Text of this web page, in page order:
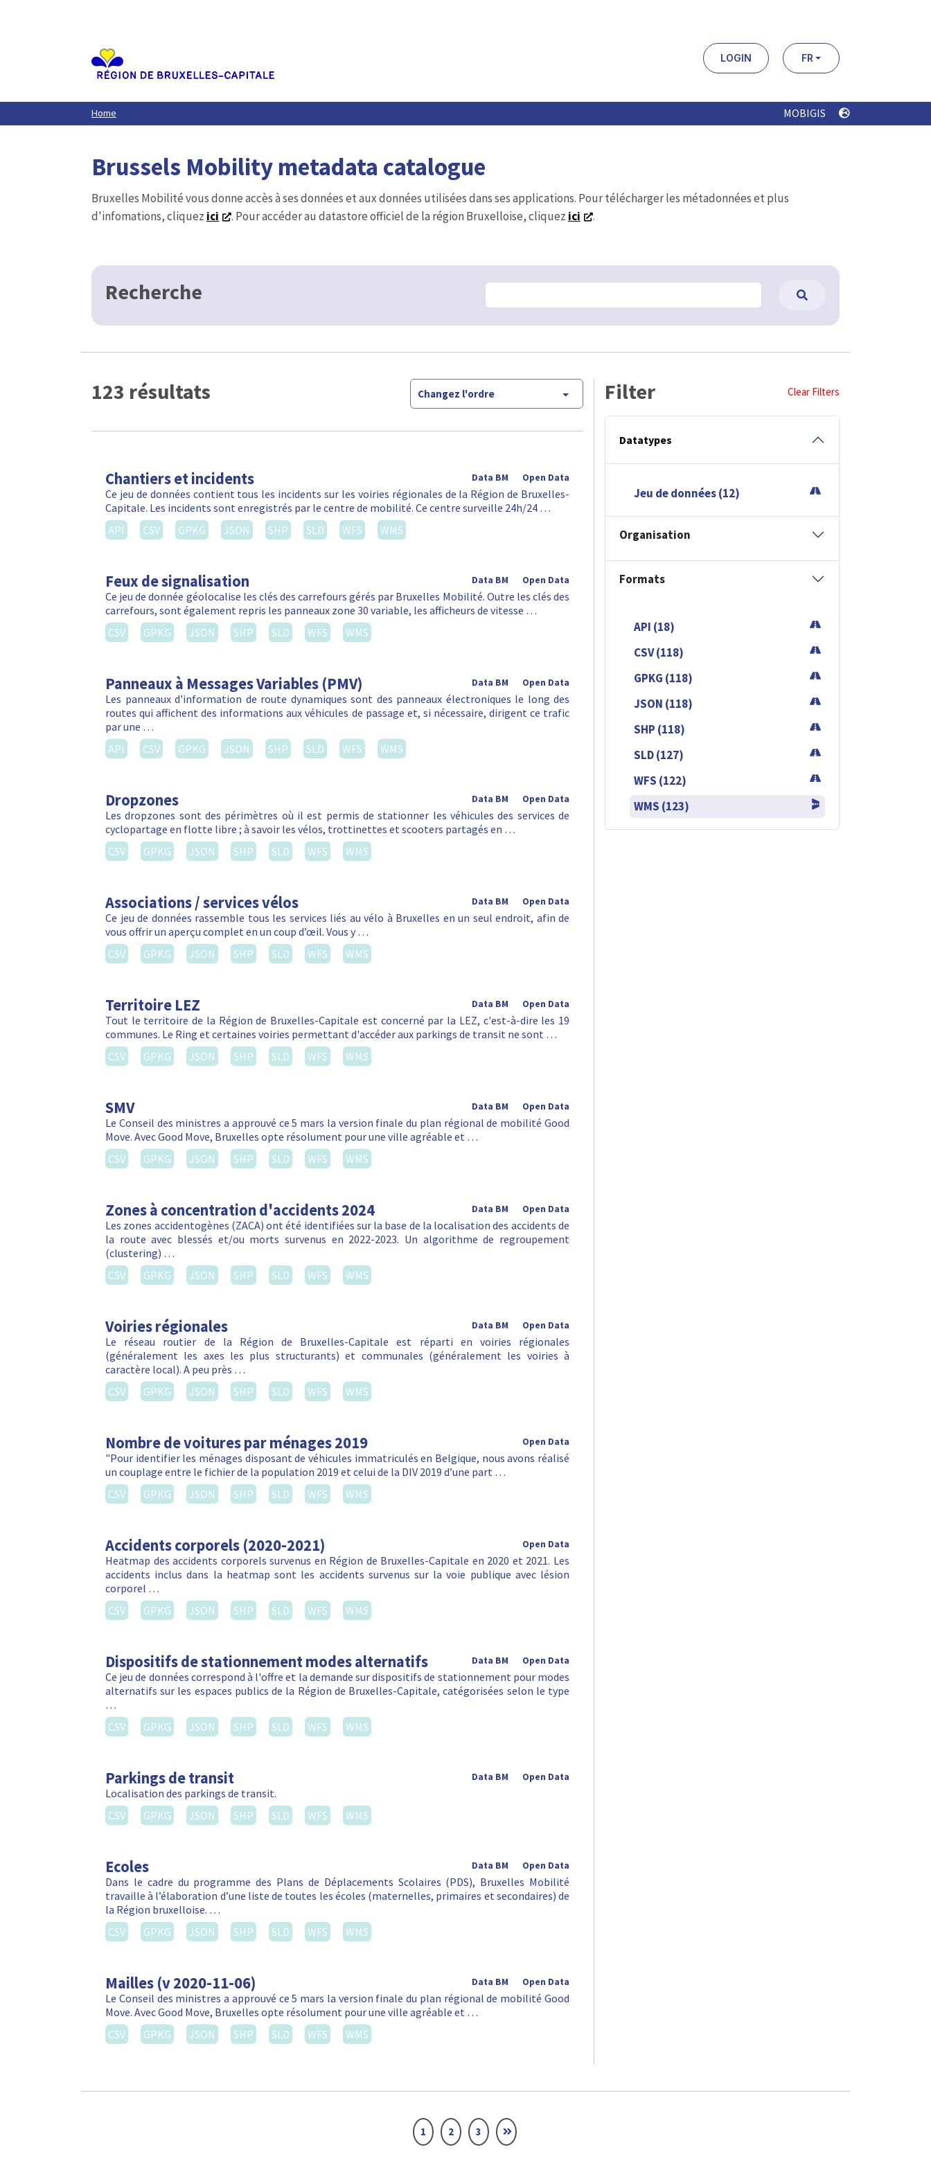
LOGIN FR
Home MOBIGIS
Brussels Mobility metadata catalogue
Bruxelles Mobilité vous donne accès à ses données et aux données utilisées dans ses applications. Pour télécharger les métadonnées et plus
d'infomations, cliquez ici . Pour accéder au datastore officiel de la région Bruxelloise, cliquez ici .
Recherche
123 résultats Changez l'ordre
Chantiers et incidents Open Data
Data BM
Ce jeu de données contient tous les incidents sur les voiries régionales de la Région de Bruxelles-
Capitale. Les incidents sont enregistrés par le centre de mobilité. Ce centre surveille 24h/24 …
API
CSV GPKG JSON SHP SLD WFS WMS
Feux de signalisation Open Data
Data BM
Ce jeu de donnée géolocalise les clés des carrefours gérés par Bruxelles Mobilité. Outre les clés des
carrefours, sont également repris les panneaux zone 30 variable, les afficheurs de vitesse …
CSV
GPKG JSON SHP SLD WFS WMS
Panneaux à Messages Variables (PMV) Open Data
Data BM
Les panneaux d'information de route dynamiques sont des panneaux électroniques le long des
routes qui affichent des informations aux véhicules de passage et, si nécessaire, dirigent ce trafic
par une …
API
CSV GPKG JSON SHP SLD WFS WMS
Dropzones Open Data
Data BM
Les dropzones sont des périmètres où il est permis de stationner les véhicules des services de
cyclopartage en flotte libre ; à savoir les vélos, trottinettes et scooters partagés en …
CSV
GPKG JSON SHP SLD WFS WMS
Associations / services vélos Open Data
Data BM
Ce jeu de données rassemble tous les services liés au vélo à Bruxelles en un seul endroit, afin de
vous offrir un aperçu complet en un coup d’œil. Vous y …
CSV
GPKG JSON SHP SLD WFS WMS
Territoire LEZ Open Data
Data BM
Tout le territoire de la Région de Bruxelles-Capitale est concerné par la LEZ, c'est-à-dire les 19
communes. Le Ring et certaines voiries permettant d'accéder aux parkings de transit ne sont …
CSV
GPKG JSON SHP SLD WFS WMS
SMV Open Data
Data BM
Le Conseil des ministres a approuvé ce 5 mars la version finale du plan régional de mobilité Good
Move. Avec Good Move, Bruxelles opte résolument pour une ville agréable et …
CSV
GPKG JSON SHP SLD WFS WMS
Zones à concentration d'accidents 2024 Open Data
Data BM
Les zones accidentogènes (ZACA) ont été identifiées sur la base de la localisation des accidents de
la route avec blessés et/ou morts survenus en 2022-2023. Un algorithme de regroupement
(clustering) …
CSV
GPKG JSON SHP SLD WFS WMS
Voiries régionales Open Data
Data BM
Le réseau routier de la Région de Bruxelles-Capitale est réparti en voiries régionales
(généralement les axes les plus structurants) et communales (généralement les voiries à
caractère local). A peu près …
CSV
GPKG JSON SHP SLD WFS WMS
Nombre de voitures par ménages 2019 Open Data
"Pour identifier les ménages disposant de véhicules immatriculés en Belgique, nous avons réalisé
un couplage entre le fichier de la population 2019 et celui de la DIV 2019 d’une part …
CSV
GPKG JSON SHP SLD WFS WMS
Accidents corporels (2020-2021) Open Data
Heatmap des accidents corporels survenus en Région de Bruxelles-Capitale en 2020 et 2021. Les
accidents inclus dans la heatmap sont les accidents survenus sur la voie publique avec lésion
corporel …
CSV
GPKG JSON SHP SLD WFS WMS
Dispositifs de stationnement modes alternatifs Open Data
Data BM
Ce jeu de données correspond à l'offre et la demande sur dispositifs de stationnement pour modes
alternatifs sur les espaces publics de la Région de Bruxelles-Capitale, catégorisées selon le type
…
CSV
GPKG JSON SHP SLD WFS WMS
Parkings de transit Open Data
Data BM
Localisation des parkings de transit.
CSV
GPKG JSON SHP SLD WFS WMS
Ecoles Open Data
Data BM
Dans le cadre du programme des Plans de Déplacements Scolaires (PDS), Bruxelles Mobilité
travaille à l’élaboration d’une liste de toutes les écoles (maternelles, primaires et secondaires) de
la Région bruxelloise. …
CSV
GPKG JSON SHP SLD WFS WMS
Mailles (v 2020-11-06) Open Data
Data BM
Le Conseil des ministres a approuvé ce 5 mars la version finale du plan régional de mobilité Good
Move. Avec Good Move, Bruxelles opte résolument pour une ville agréable et …
CSV
GPKG JSON SHP SLD WFS WMS
Filter Clear Filters
Datatypes
Jeu de données (12)
Organisation
Formats
API (18)
CSV (118)
GPKG (118)
JSON (118)
SHP (118)
SLD (127)
WFS (122)
WMS (123)
1 2 3